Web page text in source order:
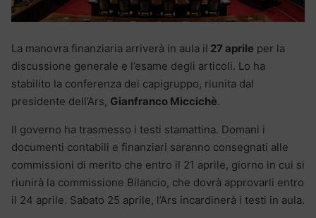
La manovra finanziaria arriverà in aula il 27 aprile per la
discussione generale e l’esame degli articoli. Lo ha
stabilito la conferenza dei capigruppo, riunita dal
presidente dell’Ars, Gianfranco Miccichè.
Il governo ha trasmesso i testi stamattina. Domani i
documenti contabili e finanziari saranno consegnati alle
commissioni di merito che entro il 21 aprile, giorno in cui si
riunirà la commissione Bilancio, che dovrà approvarli entro
il 24 aprile. Sabato 25 aprile, l’Ars incardinerà i testi in aula.